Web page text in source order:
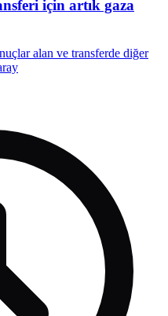
için artık gaza
alan ve transferde diğer